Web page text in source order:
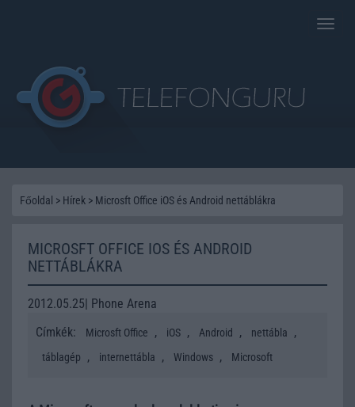
Toggle
Főoldal > Hírek > Microsft Office iOS és Android nettáblákra
MICROSFT OFFICE IOS ÉS ANDROID
NETTÁBLÁKRA
2012.05.25| Phone Arena
Címkék:
Microsft Office , iOS , Android , nettábla ,
táblagép , internettábla , Windows , Microsoft